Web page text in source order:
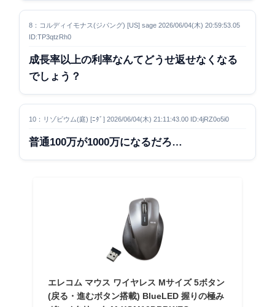
8：コルディイモナス(ジパング) [US] sage 2026/06/04(木) 20:59:53.05
ID:TP3qtzRh0
成長率以上の利率なんてどうせ返せなくなる
でしょう？
10：リゾビウム(庭) [ﾆﾀﾞ] 2026/06/04(木) 21:11:43.00 ID:4jRZ0o5i0
普通100万が1000万になるだろ…
エレコム マウス ワイヤレス Mサイズ 5ボタン
(戻る・進むボタン搭載) BlueLED 握りの極み